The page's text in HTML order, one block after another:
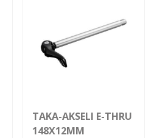
TAKA-AKSELI E-THRU
148X12MM